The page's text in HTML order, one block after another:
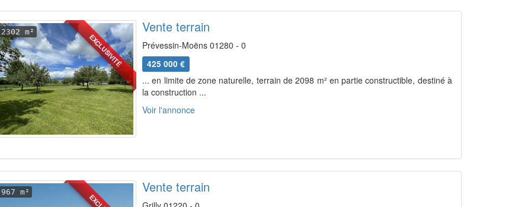
EXCLUSIVITÉ
2302 m² Vente terrain
Prévessin-Moëns 01280 - 0
425 000 €
... en limite de zone naturelle, terrain de 2098 m² en partie constructible, destiné à
la construction ...
Voir l'annonce
967 m² Vente terrain